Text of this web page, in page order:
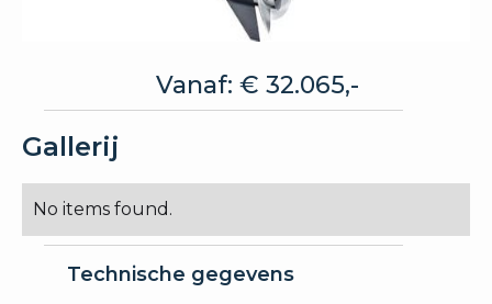
Vanaf: € 32.065,-
Gallerij
No items found.
Technische gegevens